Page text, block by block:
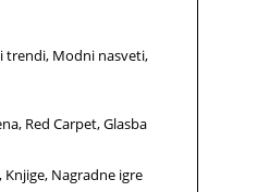
trendi Modni nasveti
Red Carpet Glasba
Knjige Nagradne igre